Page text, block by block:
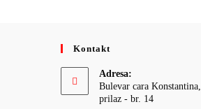
Kontakt
Adresa:
Bulevar cara
prilaz - br. 14